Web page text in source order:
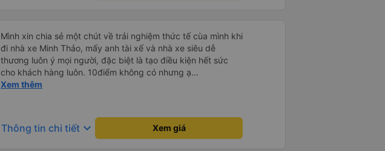
다. 뭐 경적소리야 베트남에서는 익숙해져야 하는 문화일거같구
요. 기사님 친절하시구요, 버스 안에서 담배 안피시구요. 다른 승
객들도 버스안에서 담배피는 사람 없어요 휴게소에 들렀다 갈때
도 저 있는지 없는지 체크해보고 출발하시네요. 다만 키173 기준
다리를 쭉 펴지는 못해요. 뭐 전 새우자세가 편해서 불만은 없었
습니다 : )
Mình xin chia sẻ một chút về trải nghiệm thức tế cùa mình khi
đi nhà xe Minh Thảo, mấy anh tài xế và nhà xe siêu dễ
thương luôn ý mọi người, đặc biệt là tạo điều kiện hết sức
cho khách hàng luôn. 10điểm không có nhưng ạ
<333333333333
Xem thêm
Thông tin chi tiết keyboard_arrow_down Xem giá